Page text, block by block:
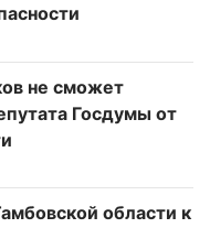
не сможет
Госдумы от
области к